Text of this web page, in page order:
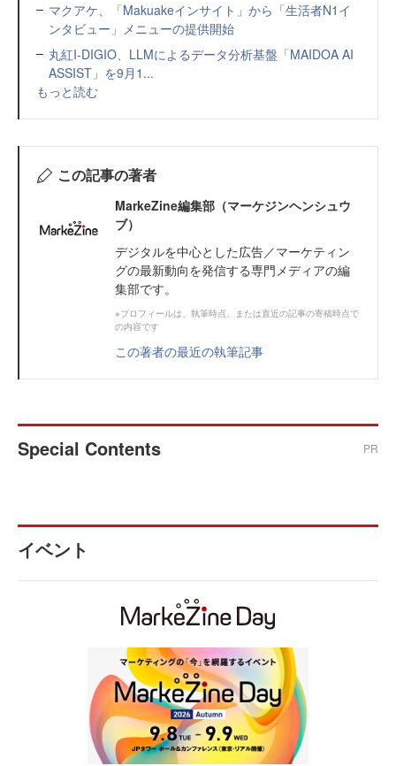
マクアケ、「Makuakeインサイト」から「生活者N1イ
ンタビュー」メニューの提供開始
丸紅I-DIGIO、LLMによるデータ分析基盤「MAIDOA AI
ASSIST」を9月1...
もっと読む
この記事の著者
MarkeZine編集部（マーケジンヘンシュウ
ブ）
デジタルを中心とした広告／マーケティン
グの最新動向を発信する専門メディアの編
集部です。
※プロフィールは、執筆時点、または直近の記事の寄稿時点で
の内容です
この著者の最近の執筆記事
Special Contents PR
イベント